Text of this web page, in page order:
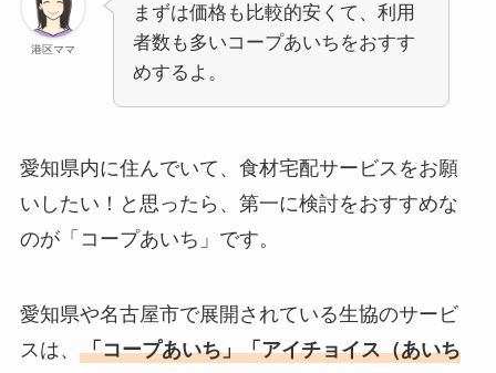
港区ママ
まずは価格も比較的安くて、利用
者数も多いコープあいちをおすす
めするよ。
愛知県内に住んでいて、食材宅配サービスをお願
いしたい！と思ったら、第一に検討をおすすめな
のが「コープあいち」です。
愛知県や名古屋市で展開されている生協のサービ
スは、 「コープあいち」「アイチョイス（あいち